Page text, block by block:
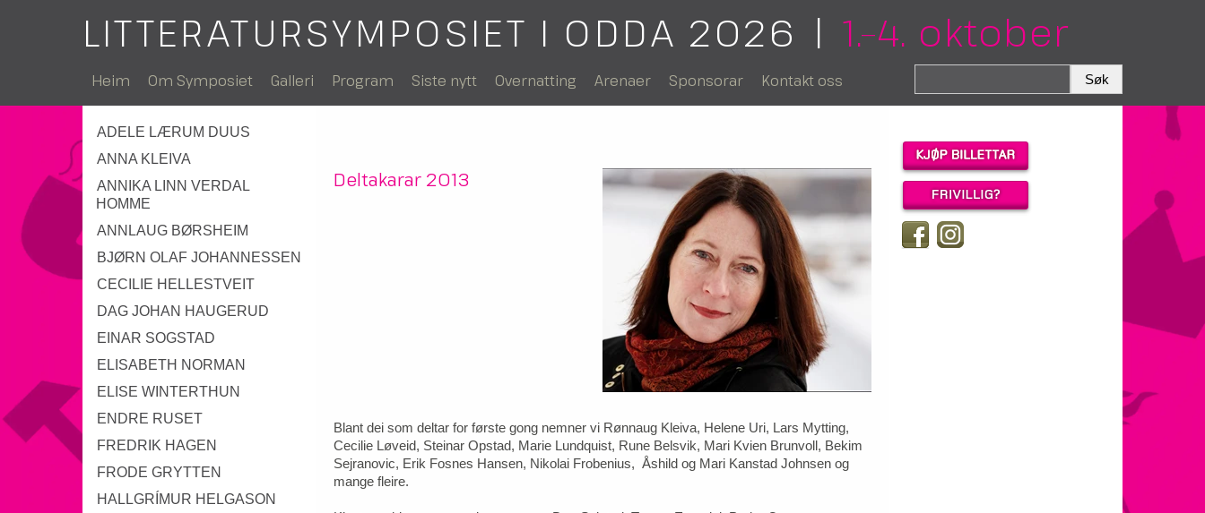
LITTERATURSYMPOSIET I ODDA 2026 | 1.–4. oktober
Heim Om Symposiet Galleri Program Siste nytt Overnatting Arenaer Sponsorar Kontakt oss
ADELE LÆRUM DUUS
ANNA KLEIVA
ANNIKA LINN VERDAL
HOMME
ANNLAUG BØRSHEIM
BJØRN OLAF JOHANNESSEN
CECILIE HELLESTVEIT
DAG JOHAN HAUGERUD
EINAR SOGSTAD
ELISABETH NORMAN
ELISE WINTERTHUN
ENDRE RUSET
FREDRIK HAGEN
FRODE GRYTTEN
HALLGRÍMUR HELGASON
Deltakarar 2013
Blant dei som deltar for første gong nemner vi Rønnaug Kleiva, Helene Uri, Lars Mytting,
Cecilie Løveid, Steinar Opstad, Marie Lundquist, Rune Belsvik, Mari Kvien Brunvoll, Bekim
Sejranovic, Erik Fosnes Hansen, Nikolai Frobenius, Åshild og Mari Kanstad Johnsen og
mange fleire.